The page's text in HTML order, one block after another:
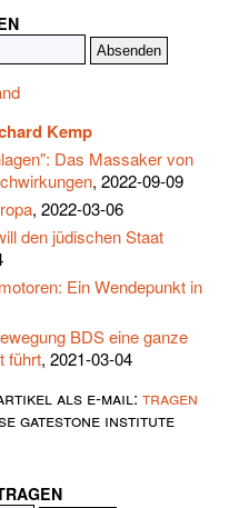
Kemp
Das Massaker von
, 2022-09-09
, 2022-03-06
den jüdischen Staat
Ein Wendepunkt in
BDS eine ganze
führt, 2021-03-04
als e-mail: tragen
gatestone institute